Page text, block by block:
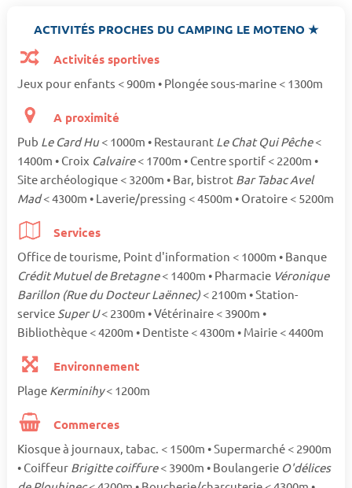
ACTIVITÉS PROCHES DU CAMPING LE MOTENO ★
Activités sportives
Jeux pour enfants < 900m • Plongée sous-marine < 1300m
A proximité
Pub Le Card Hu< 1000m • Restaurant Le Chat Qui Pêche<
1400m • Croix Calvaire< 1700m • Centre sportif < 2200m •
Site archéologique < 3200m • Bar, bistrot Bar Tabac Avel
Mad< 4300m • Laverie/pressing < 4500m • Oratoire < 5200m
Services
Office de tourisme, Point d'information < 1000m • Banque
Crédit Mutuel de Bretagne< 1400m • Pharmacie Véronique
Barillon (Rue du Docteur Laënnec) < 2100m • Station-
service Super U< 2300m • Vétérinaire < 3900m •
Bibliothèque < 4200m • Dentiste < 4300m • Mairie < 4400m
Environnement
Plage Kerminihy< 1200m
Commerces
Kiosque à journaux, tabac. < 1500m • Supermarché < 2900m
• Coiffeur Brigitte coiffure< 3900m • Boulangerie O'délices